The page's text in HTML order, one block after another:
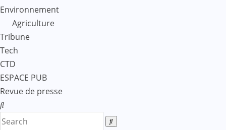
Environnement
Agriculture
Tribune
Tech
CTD
ESPACE PUB
Revue de presse